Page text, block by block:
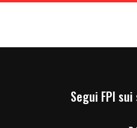
Segui FPI